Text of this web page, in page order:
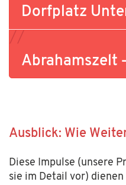
Dorfplatz
Abrahamszelt
Ausblick: Wie
Diese Impulse (unsere
sie im Detail vor)